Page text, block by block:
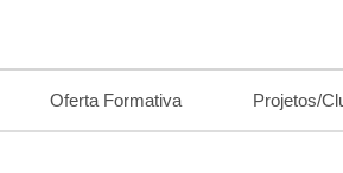
Oferta Formativa Projetos/